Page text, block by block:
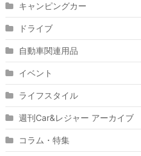
キャンピングカー
ドライブ
自動車関連用品
イベント
ライフスタイル
週刊Car&レジャー アーカイブ
コラム・特集